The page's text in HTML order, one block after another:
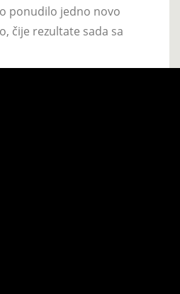
ponudilo jedno novo
čije rezultate sada sa